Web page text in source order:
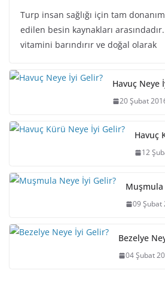
Turp insan sağlığı için tam
edilen besin kaynakları
vitamini barındırır ve doğal olarak
Havuç Neye
20 Şubat
Havuç
12
Muşmula
09 Şubat
Bezelye
04 Şubat